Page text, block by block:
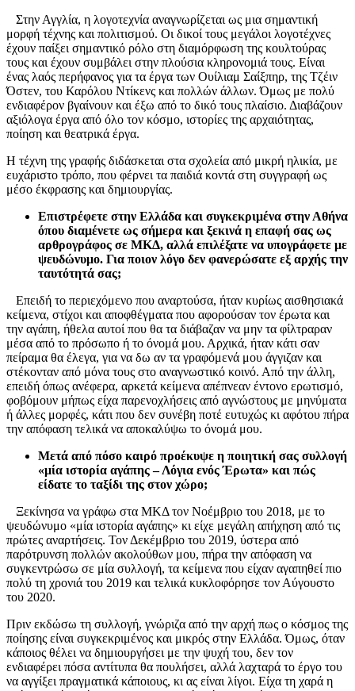
Στην Αγγλία, η λογοτεχνία αναγνωρίζεται ως μια σημαντική
μορφή τέχνης και πολιτισμού. Οι δικοί τους μεγάλοι λογοτέχνες
έχουν παίξει σημαντικό ρόλο στη διαμόρφωση της κουλτούρας
τους και έχουν συμβάλει στην πλούσια κληρονομιά τους. Είναι
ένας λαός περήφανος για τα έργα των Ουίλιαμ Σαίξπηρ, της Τζέιν
Όστεν, του Καρόλου Ντίκενς και πολλών άλλων. Όμως με πολύ
ενδιαφέρον βγαίνουν και έξω από το δικό τους πλαίσιο. Διαβάζουν
αξιόλογα έργα από όλο τον κόσμο, ιστορίες της αρχαιότητας,
ποίηση και θεατρικά έργα.
Η τέχνη της γραφής διδάσκεται στα σχολεία από μικρή ηλικία, με
ευχάριστο τρόπο, που φέρνει τα παιδιά κοντά στη συγγραφή ως
μέσο έκφρασης και δημιουργίας.
Επιστρέφετε στην Ελλάδα και συγκεκριμένα στην Αθήνα
όπου διαμένετε ως σήμερα και ξεκινά η επαφή σας ως
αρθρογράφος σε ΜΚΔ, αλλά επιλέξατε να υπογράφετε με
ψευδώνυμο. Για ποιον λόγο δεν φανερώσατε εξ αρχής την
ταυτότητά σας;
Επειδή το περιεχόμενο που αναρτούσα, ήταν κυρίως αισθησιακά
κείμενα, στίχοι και αποφθέγματα που αφορούσαν τον έρωτα και
την αγάπη, ήθελα αυτοί που θα τα διάβαζαν να μην τα φίλτραραν
μέσα από το πρόσωπο ή το όνομά μου. Αρχικά, ήταν κάτι σαν
πείραμα θα έλεγα, για να δω αν τα γραφόμενά μου άγγιζαν και
στέκονταν από μόνα τους στο αναγνωστικό κοινό. Από την άλλη,
επειδή όπως ανέφερα, αρκετά κείμενα απέπνεαν έντονο ερωτισμό,
φοβόμουν μήπως είχα παρενοχλήσεις από αγνώστους με μηνύματα
ή άλλες μορφές, κάτι που δεν συνέβη ποτέ ευτυχώς κι αφότου πήρα
την απόφαση τελικά να αποκαλύψω το όνομά μου.
Μετά από πόσο καιρό προέκυψε η ποιητική σας συλλογή
«μία ιστορία αγάπης – Λόγια ενός Έρωτα» και πώς
είδατε το ταξίδι της στον χώρο;
Ξεκίνησα να γράφω στα ΜΚΔ τον Νοέμβριο του 2018, με το
ψευδώνυμο «μία ιστορία αγάπης» κι είχε μεγάλη απήχηση από τις
πρώτες αναρτήσεις. Τον Δεκέμβριο του 2019, ύστερα από
παρότρυνση πολλών ακολούθων μου, πήρα την απόφαση να
συγκεντρώσω σε μία συλλογή, τα κείμενα που είχαν αγαπηθεί πιο
πολύ τη χρονιά του 2019 και τελικά κυκλοφόρησε τον Αύγουστο
του 2020.
Πριν εκδώσω τη συλλογή, γνώριζα από την αρχή πως ο κόσμος της
ποίησης είναι συγκεκριμένος και μικρός στην Ελλάδα. Όμως, όταν
κάποιος θέλει να δημιουργήσει με την ψυχή του, δεν τον
ενδιαφέρει πόσα αντίτυπα θα πουλήσει, αλλά λαχταρά το έργο του
να αγγίξει πραγματικά κάποιους, κι ας είναι λίγοι. Είχα τη χαρά η